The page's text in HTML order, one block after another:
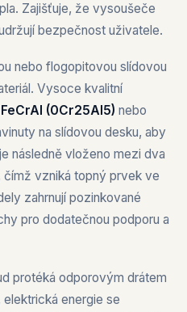
Zajišťuje, že vysoušeče
bezpečnost uživatele.
nebo flogopitovou slídovou
Vysoce kvalitní
FeCrAl (0Cr25Al5) nebo
na slídovou desku, aby
následně vloženo mezi dva
čímž vzniká topný prvek ve
zahrnují pozinkované
pro dodatečnou podporu a
protéká odporovým drátem
energie se